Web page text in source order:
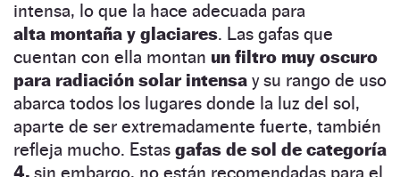
intensa, lo que la hace adecuada para
alta montaña y glaciares. Las gafas que
cuentan con ella montan un filtro muy oscuro
para radiación solar intensa y su rango de uso
abarca todos los lugares donde la luz del sol,
aparte de ser extremadamente fuerte, también
refleja mucho. Estas gafas de sol de categoría
4, sin embargo, no están recomendadas para el